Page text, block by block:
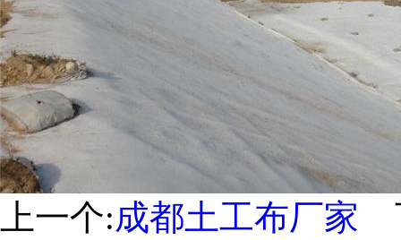
上一个:成都土工布厂家